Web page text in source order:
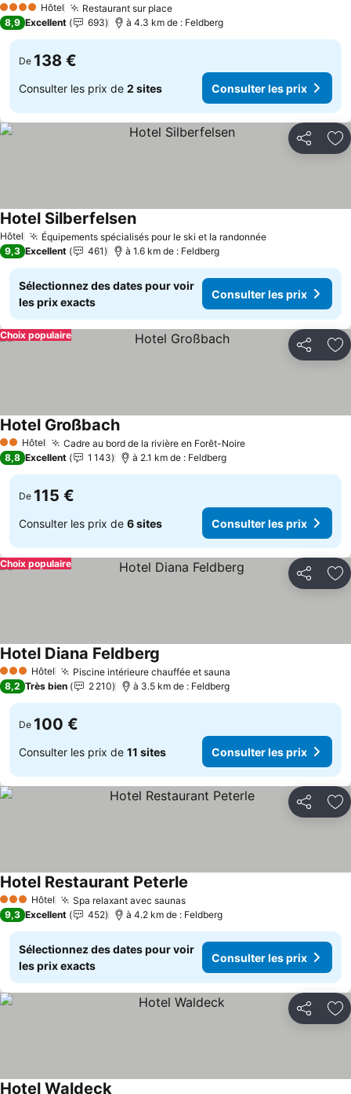
4 Étoiles Hôtel Restaurant sur placeConsulter les prix
8,9 Excellent 693 à 4.3 km de : Feldberg
De 138 €
Consulter les prix de 2 sites Consulter les prix
Partager
Hôtel Équipements spécialisés pour le ski et la randonnéeConsulter les
Hotel SilberfelsenConsulter les prix
9,3 Excellent 461 à 1.6 km de : Feldberg
Sélectionnez des dates pour voir
les prix exacts
Consulter les prix
Partager
Choix populaire
2 Étoiles
Hôtel Cadre au bord de la rivière en Forêt-NoireConsulter les prix
Hotel GroßbachConsulter les prix
8,8 Excellent 1 143 à 2.1 km de : Feldberg
De 115 €
Consulter les prix de 6 sites Consulter les prix
Partager
Choix populaire
3 ÉtoilesHôtel Piscine intérieure chauffée et sauna
Hotel Diana Feldberg
8,2 Très bien 2 210 à 3.5 km de : Feldberg
De 100 €
Consulter les prix de 11 sites Consulter les prix
Partager
3 ÉtoilesHôtel Spa relaxant avec saunasConsulter les prix
Hotel Restaurant Peterle
9,3 Excellent 452 à 4.2 km de : Feldberg
Sélectionnez des dates pour voir
les prix exacts
Consulter les prix
Partager
Hotel Waldeck